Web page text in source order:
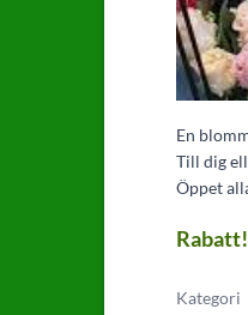
En
Till dig
Öppet
Kategori